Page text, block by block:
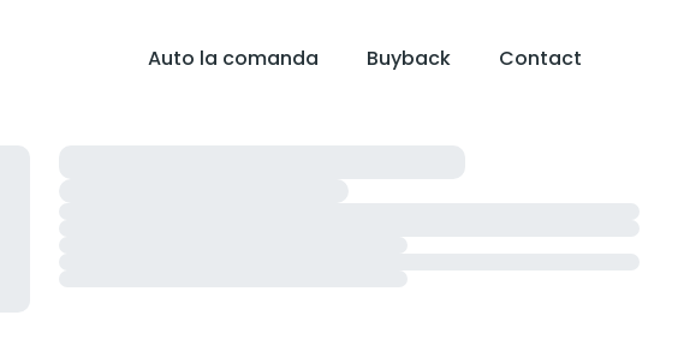
Auto la comanda Buyback Contact